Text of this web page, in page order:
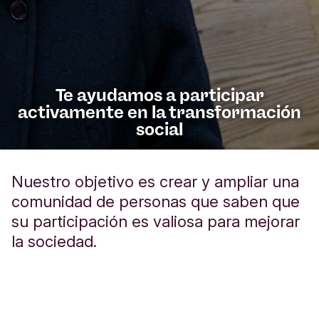
Te ayudamos a participar
activamente en la transformación
social
Nuestro objetivo es crear y ampliar una
comunidad de personas que saben que
su participación es valiosa para mejorar
la sociedad.